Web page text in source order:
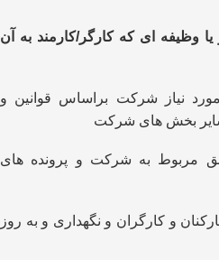
یا وظیفه ای که کارگر/کارمند به آن
مورد نیاز شرکت براساس قوانین و
بخش های شرکت
مربوط به شرکت و پرونده های
و کارگران و نگهداری و به روز